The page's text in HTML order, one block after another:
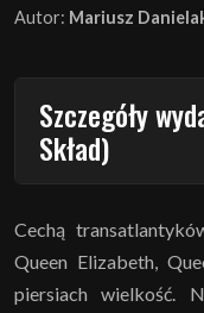
Autor: Mariusz
Szczegóły
Skład)
Cechą
Queen Elizabeth,
piersiach wielkość.